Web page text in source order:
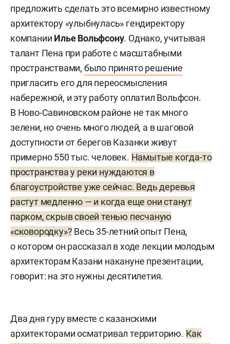
предложить сделать это всемирно известному
архитектору «улыбнулась» гендиректору
компании Илье Вольфсону. Однако, учитывая
талант Пена при работе с масштабными
пространствами, было принято решение
пригласить его для переосмысления
набережной, и эту работу оплатил Вольфсон.
В Ново-Савиновском районе не так много
зелени, но очень много людей, а в шаговой
доступности от берегов Казанки живут
примерно 550 тыс. человек. Намытые когда-то
пространства у реки нуждаются в
благоустройстве уже сейчас. Ведь деревья
растут медленно — и когда еще они станут
парком, скрыв своей тенью песчаную
«сковородку»? Весь 35-летний опыт Пена,
о котором он рассказал в ходе лекции молодым
архитекторам Казани накануне презентации,
говорит: на это нужны десятилетия.
Два дня гуру вместе с казанскими
архитекторами осматривал территорию. Как